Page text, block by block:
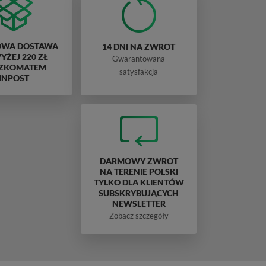
DOSTAWA
220 ZŁ
INPOST
14 DNI NA ZWROT
Gwarantowana
satysfakcja
DARMOWY ZWROT
NA TERENIE POLSKI
TYLKO DLA KLIENTÓW
SUBSKRYBUJĄCYCH
NEWSLETTER
Zobacz szczegóły